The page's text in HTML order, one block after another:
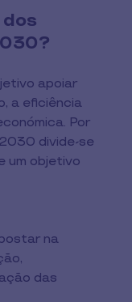
apoiar
a eficiência
Por
divide-se
um objetivo
na
das